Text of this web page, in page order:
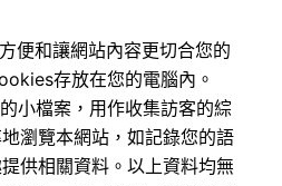
便和讓網站內容更切合您的
存放在您的電腦內。
小檔案，用作收集訪客的綜
瀏覽本網站，如記錄您的語
供相關資料。以上資料均無